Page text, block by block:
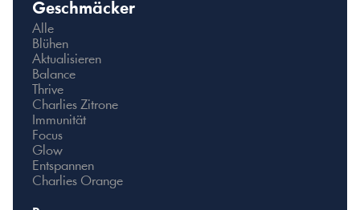
Geschmäcker
Alle
Blühen
Aktualisieren
Balance
Thrive
Charlies Zitrone
Immunität
Focus
Glow
Entspannen
Charlies Orange